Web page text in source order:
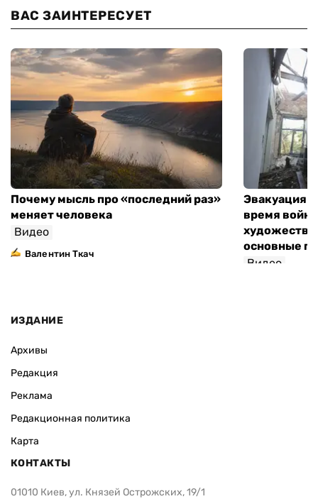
ВАС ЗАИНТЕРЕСУЕТ
Почему мысль про «последний раз»
меняет человека
Видео
Валентин Ткач
Эвакуация
время
основные
Видео
ИЗДАНИЕ
Архивы
Редакция
Реклама
Редакционная политика
Карта
КОНТАКТЫ
01010 Киев, ул. Князей Острожских, 19/1